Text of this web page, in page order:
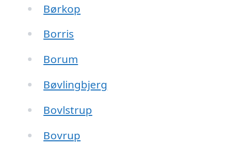
Børkop
Borris
Borum
Bøvlingbjerg
Bovlstrup
Bovrup